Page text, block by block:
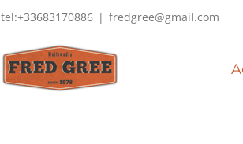
tel:+33683170886 | fredgree@gmail.com